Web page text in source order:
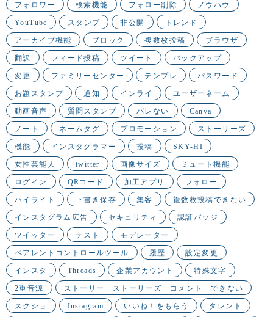
フォロワー 検索機能 フォロー削除 ノウハウ
YouTube スタンプ 非公開 トレンド
アーカイブ機能 ブロック 複数枚投稿 ブラウザ
翻訳 フィード投稿 ツイート バックアップ
変更 ファミリーセンター テンプレ パスワード
お題スタンプ 通知 インライ ユーザーネーム
動画音声 質問スタンプ バレない Canva
ノート ネームタグ プロモーション ストーリーズ
機能 インスタグラマー 投稿 SKY-HI
女性芸能人 twitter 画像サイズ ミュート機能
ログイン QRコード 加工アプリ フォロー
ハイライト 下書き保存 集客 複数枚投稿できない
インスタグラム広告 セキュリティ 認証バッジ
ツイッター テスト モデレーター
ペアレントコントロールツール 履歴 設定変更
インスタ Threads 企業アカウント 特殊文字
2重音源 ストーリー ストーリーズ コメント できない
スクショ Instagram いいね！をもらう タレント